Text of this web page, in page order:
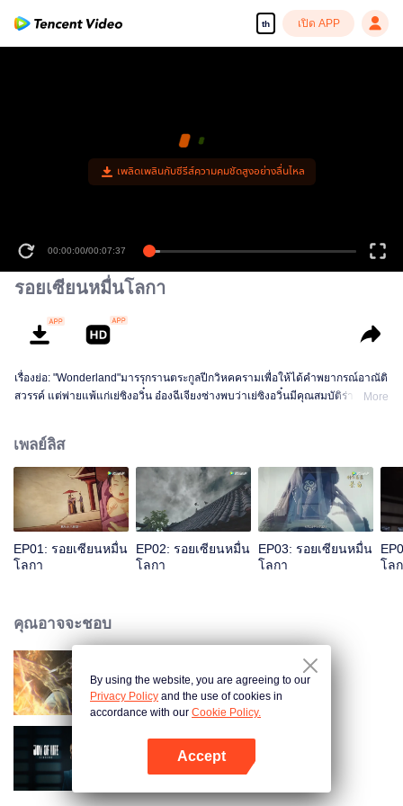
th เปิด APP
00:00:00/00:07:37
รอยเซียนหมื่นโลกา
เรื่องย่อ: "Wonderland"มารรุกรานตระกูลปีกวิหคครามเพื่อให้ได้คำพยากรณ์อาณัติ
สวรรค์ แต่พ่ายแพ้แก่เย่ซิงอวิ๋น อ๋องฉีเจียงซ่างพบว่าเย่ซิงอวิ๋นมีคุณสมบัติร่างกาย
รกับเย่ซิงอวิ๋น...
More
เพลย์ลิส
EP01: รอยเซียนหมื่น
โลกา
EP02: รอยเซียนหมื่น
โลกา
EP03: รอยเซียนหมื่น
โลกา
โล
คุณอาจจะชอบ
ผจญภัยโลกอมตะ
Joy of Life S2
By using the website, you are agreeing to our
Privacy Policy and the use of cookies in
accordance with our Cookie Policy.
Accept